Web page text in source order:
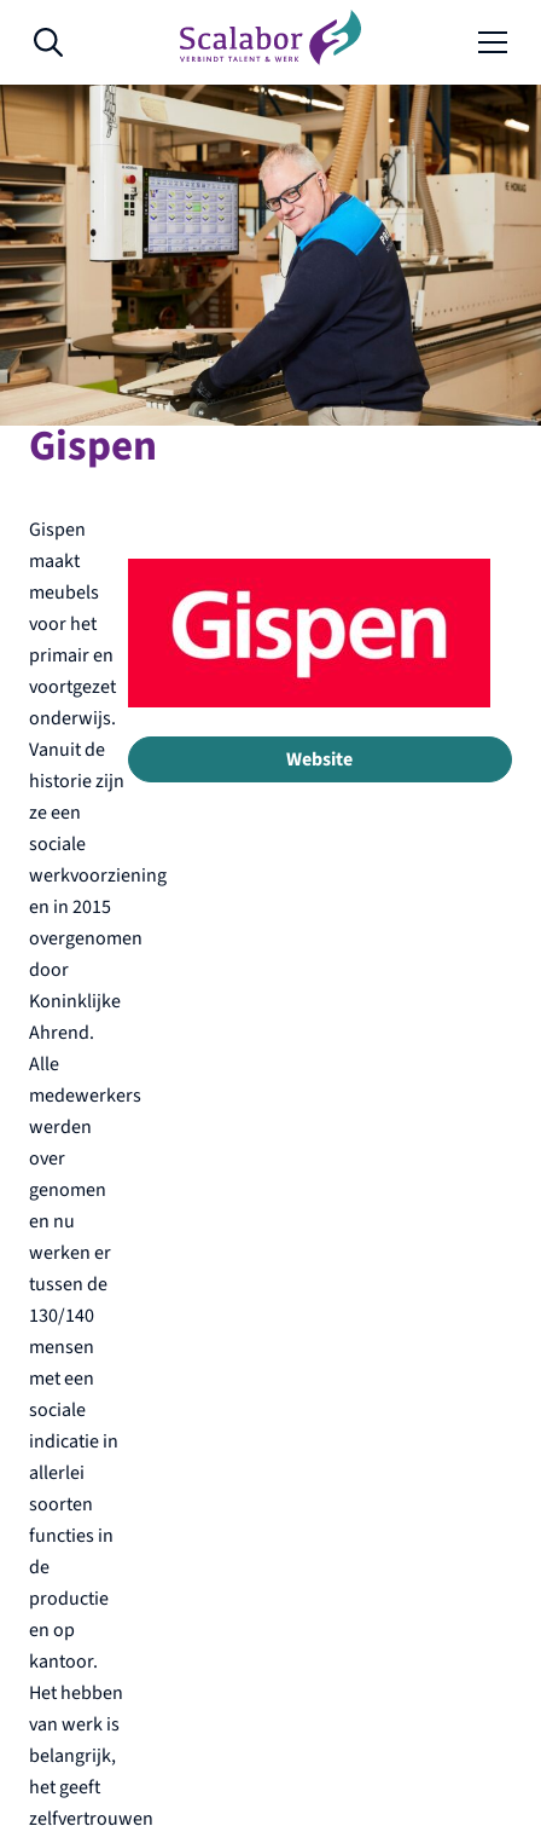
Gispen
Gispen
maakt
meubels
voor het
primair en
voortgezet
onderwijs.
Vanuit de
historie zijn
ze een
sociale
werkvoorziening
en in 2015
overgenomen
door
Koninklijke
Ahrend.
Alle
medewerkers
werden
over
genomen
en nu
werken er
tussen de
130/140
mensen
met een
sociale
indicatie in
allerlei
soorten
functies in
de
productie
en op
kantoor.
Het hebben
van werk is
belangrijk,
het geeft
zelfvertrouwen
Website